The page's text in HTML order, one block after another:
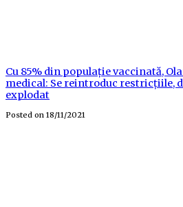
Cu 85% din populație vaccinată,
medical: Se reintroduc restricțiile,
explodat
Posted on 18/11/2021